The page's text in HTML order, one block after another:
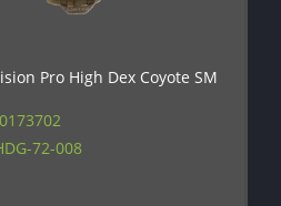
Pro High Dex Coyote SM
72-008